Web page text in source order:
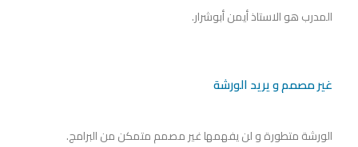
المدرب هو الاستاذ أيمن أبوشرار.
غير مصمم و يريد الورشة
الورشة متطورة و لن يفهمها غير مصمم متمكن من البرامج.